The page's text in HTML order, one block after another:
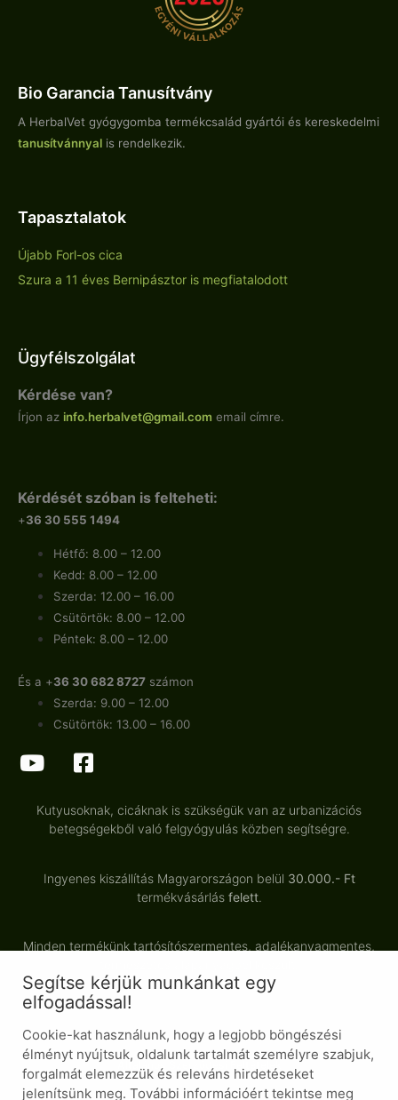
Bio Garancia Tanusítvány
A HerbalVet gyógygomba termékcsalád gyártói és kereskedelmi
tanusítvánnyal is rendelkezik.
Tapasztalatok
Újabb Forl-os cica
Szura a 11 éves Bernipásztor is megfiatalodott
Ügyfélszolgálat
Kérdése van?
Írjon az info.herbalvet@gmail.com email címre.
Kérdését szóban is felteheti:
+36 30 555 1494
Hétfő: 8.00 – 12.00
Kedd: 8.00 – 12.00
Szerda: 12.00 – 16.00
Csütörtök: 8.00 – 12.00
Péntek: 8.00 – 12.00
És a +36 30 682 8727 számon
Szerda: 9.00 – 12.00
Csütörtök: 13.00 – 16.00
Kutyusoknak, cicáknak is szükségük van az urbanizációs
betegségekből való felgyógyulás közben segítségre.
Ingyenes kiszállítás Magyarországon belül 30.000.- Ft
termékvásárlás felett.
Minden termékünk tartósítószermentes, adalékanyagmentes,
© Minden jog fenntartva
Általános Szerződési Feltételek
Adatvédelmi nyilatkozat
Segítse kérjük munkánkat egy
elfogadással!
Cookie-kat használunk, hogy a legjobb böngészési
élményt nyújtsuk, oldalunk tartalmát személyre szabjuk,
forgalmát elemezzük és releváns hirdetéseket
jelenítsünk meg. További információért tekintse meg